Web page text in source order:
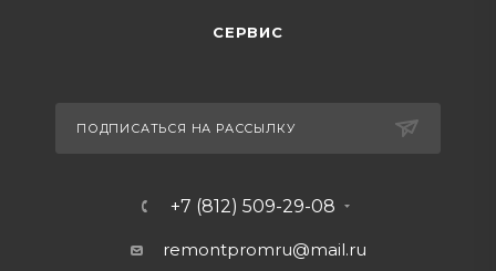
СЕРВИС
ПОДПИСАТЬСЯ НА РАССЫЛКУ
+7 (812) 509-29-08
remontpromru@mail.ru